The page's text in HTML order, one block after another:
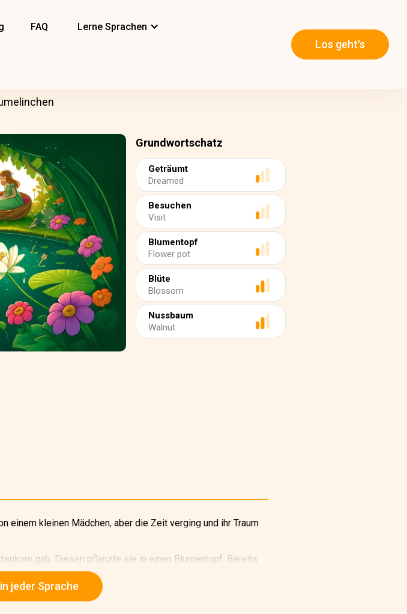
FAQ Lerne Sprachen
Los geht's
Grundwortschatz
Geträumt
Dreamed
Besuchen
Visit
Blumentopf
Flower pot
Blüte
Blossom
Nussbaum
Walnut
einem kleinen Mädchen, aber die Zeit verging und ihr Traum
gab. Diesen pflanzte sie in einen Blumentopf. Bereits
verwandelt, die einer Tulpe ähnelte. Die Frau küsste
öffnete sich die Blume in voller Pracht. In der Mitte saß
jeder Sprache